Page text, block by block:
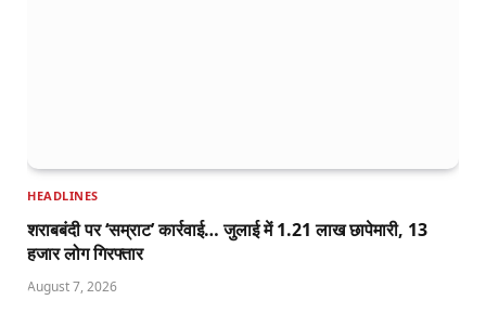
HEADLINES
शराबबंदी पर ‘सम्राट’ कार्रवाई… जुलाई में 1.21 लाख छापेमारी, 13
हजार लोग गिरफ्तार
August 7, 2026